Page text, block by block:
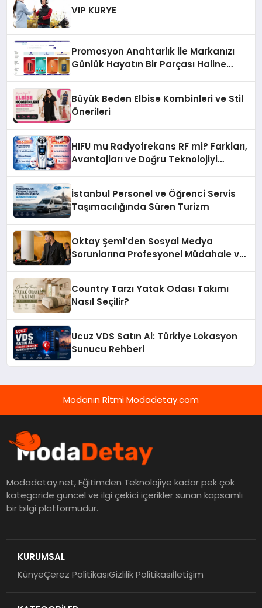
VIP KURYE
Promosyon Anahtarlık ile Markanızı
Günlük Hayatın Bir Parçası Haline
Büyük Beden Elbise Kombinleri ve Stil
Önerileri
HIFU mu Radyofrekans RF mi? Farkları,
Avantajları ve Doğru Teknolojiyi
İstanbul Personel ve Öğrenci Servis
Taşımacılığında Süren Turizm
Oktay Şemi’den Sosyal Medya
Sorunlarına Profesyonel Müdahale ve
Country Tarzı Yatak Odası Takımı
Nasıl Seçilir?
Ucuz VDS Satın Al: Türkiye Lokasyon
Sunucu Rehberi
Modanın Ritmi Modadetay.com
Modadetay.net, Eğitimden Teknolojiye kadar pek çok
kategoride güncel ve ilgi çekici içerikler sunan kapsamlı
bir bilgi platformudur.
KURUMSAL
KünyeÇerez PolitikasıGizlilik Politikasıİletişim